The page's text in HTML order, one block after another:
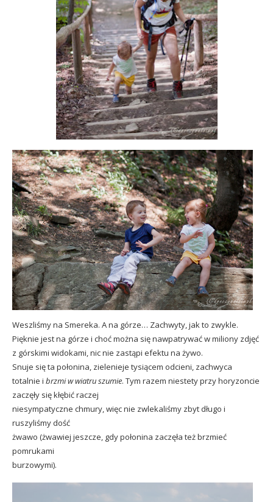
Weszliśmy na Smereka. A na górze… Zachwyty, jak to zwykle.
Pięknie jest na górze i choć można się nawpatrywać w miliony zdjęć
z górskimi widokami, nic nie zastąpi efektu na żywo.
Snuje się ta połonina, zielenieje tysiącem odcieni, zachwyca
totalnie i brzmi w wiatru szumie. Tym razem niestety przy horyzoncie
zaczęły się kłębić raczej
niesympatyczne chmury, więc nie zwlekaliśmy zbyt długo i
ruszyliśmy dość
żwawo (żwawiej jeszcze, gdy połonina zaczęła też brzmieć
pomrukami
burzowymi).